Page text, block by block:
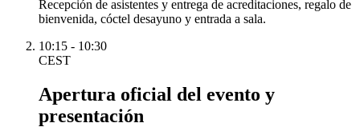
Recepción de asistentes y entrega de acreditaciones, regalo de
bienvenida, cóctel desayuno y entrada a sala.
10:15 - 10:30
CEST
Apertura oficial del evento y
presentación